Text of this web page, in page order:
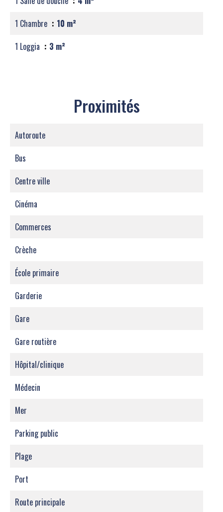
1 Chambre
10 m²
1 Loggia
3 m²
Proximités
Autoroute
Bus
Centre ville
Cinéma
Commerces
Crèche
École primaire
Garderie
Gare
Gare routière
Hôpital/clinique
Médecin
Mer
Parking public
Plage
Port
Route principale